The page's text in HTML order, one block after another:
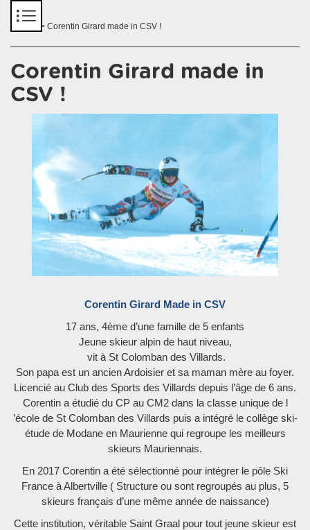
> Corentin Girard made in CSV !
Corentin Girard made in
CSV !
Corentin Girard Made in CSV
17 ans, 4ème d’une famille de 5 enfants
Jeune skieur alpin de haut niveau,
vit à St Colomban des Villards.
Son papa est un ancien Ardoisier et sa maman mère au foyer.
Licencié au Club des Sports des Villards depuis l’âge de 6 ans.
Corentin a étudié du CP au CM2 dans la classe unique de l
’école de St Colomban des Villards puis a intégré le collège ski-
étude de Modane en Maurienne qui regroupe les meilleurs
skieurs Mauriennais.
En 2017 Corentin a été sélectionné pour intégrer le pôle Ski
France à Albertville ( Structure ou sont regroupés au plus, 5
skieurs français d’une même année de naissance)
Cette institution, véritable Saint Graal pour tout jeune skieur est